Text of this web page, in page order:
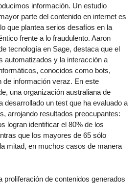
información. Un estudio
parte del contenido en internet es
que plantea serios desafíos en la
frente a lo fraudulento. Aaron
tecnología en Sage, destaca que el
automatizados y la interacción a
conocidos como bots,
de información veraz. En este
una organización australiana de
desarrollado un test que ha evaluado a
arrojando resultados preocupantes:
logran identificar el 80% de los
que los mayores de 65 sólo
mitad, en muchos casos de manera
proliferación de contenidos generados